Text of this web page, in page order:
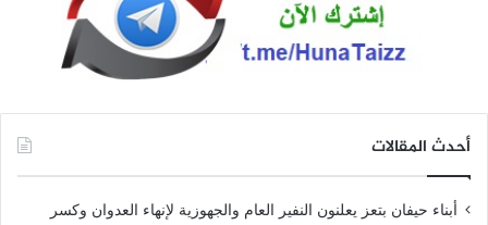
أحدث المقالات
أبناء حيفان بتعز يعلنون النفير العام والجهوزية لإنهاء العدوان وكسر